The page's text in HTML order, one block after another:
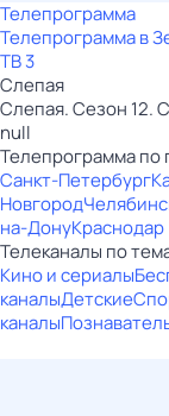
Телепрограмма
Телепрограмма в
ТВ 3
Слепая
Слепая. Сезон 12.
null
Телепрограмма по
Санкт-Петербург
Новгород
на-ДонуКраснодар
Телеканалы по
Кино и сериалы
каналыДетские
каналы